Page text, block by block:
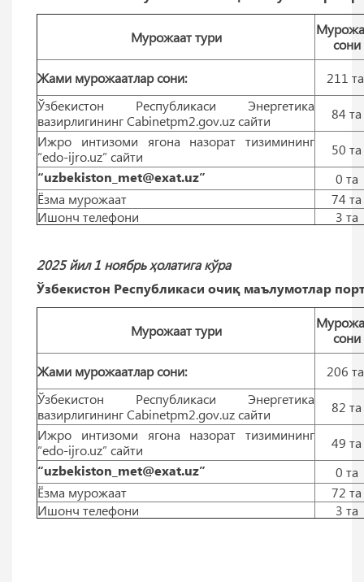
Мурожаат тури
сони
Жами мурожаатлар сони:
211
Ўзбекистон Республикаси Энергетика
вазирлигининг Cabinetpm2.gov.uz сайти
84 тa
Ижро интизоми ягона назорат тизимининг
“edo-ijro.uz” сайти
50 тa
“uzbekiston_met@exat.uz”
0 тa
Ёзма мурожаат
74 тa
Ишонч телефони
3 тa
2025 йил 1 ноябрь ҳолатига кўра
Ўзбекистон Республикаси очиқ маълумотлар
Мурожаат тури
сони
Жами мурожаатлар сони:
206
Ўзбекистон Республикаси Энергетика
вазирлигининг Cabinetpm2.gov.uz сайти
82 тa
Ижро интизоми ягона назорат тизимининг
“edo-ijro.uz” сайти
49 тa
“uzbekiston_met@exat.uz”
0 тa
Ёзма мурожаат
72 тa
Ишонч телефони
3 тa